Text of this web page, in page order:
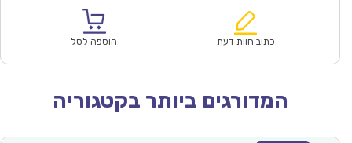
₪150.00.
הוא:
כתוב חוות דעת הוספה לסל
המדורגים ביותר בקטגוריה